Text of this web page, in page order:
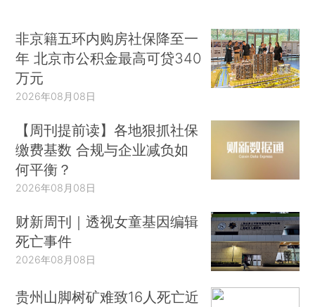
非京籍五环内购房社保降至一
年 北京市公积金最高可贷340
万元
2026年08月08日
【周刊提前读】各地狠抓社保
缴费基数 合规与企业减负如
何平衡？
2026年08月08日
财新周刊｜透视女童基因编辑
死亡事件
2026年08月08日
贵州山脚树矿难致16人死亡近